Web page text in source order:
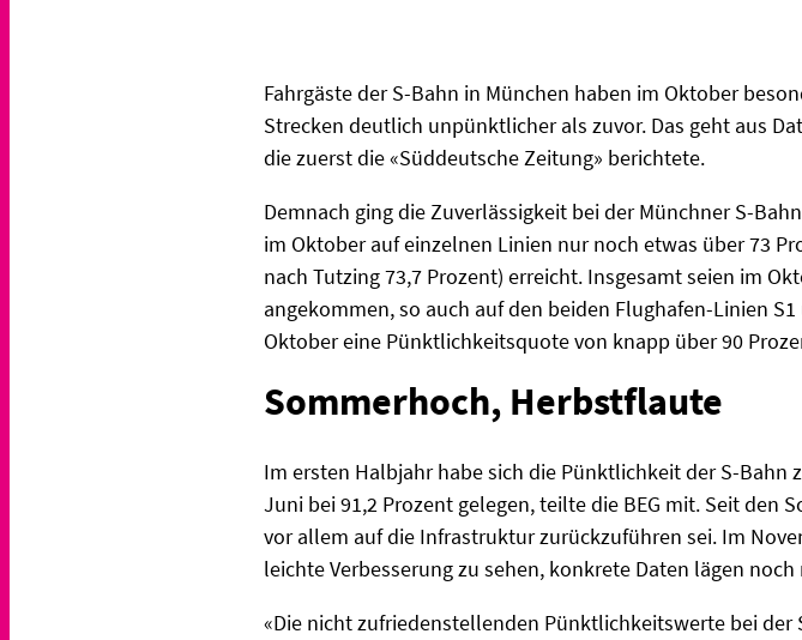
Fahrgäste der S-Bahn in München haben im Oktober
Strecken deutlich unpünktlicher als zuvor. Das geht aus
die zuerst die «Süddeutsche Zeitung» berichtete.
Demnach ging die Zuverlässigkeit bei der Münchner S-
im Oktober auf einzelnen Linien nur noch etwas über 73
nach Tutzing 73,7 Prozent) erreicht. Insgesamt seien im
angekommen, so auch auf den beiden Flughafen-Linien
Oktober eine Pünktlichkeitsquote von knapp über 90
Sommerhoch, Herbstflaute
Im ersten Halbjahr habe sich die Pünktlichkeit der S-
Juni bei 91,2 Prozent gelegen, teilte die BEG mit. Seit den
vor allem auf die Infrastruktur zurückzuführen sei. Im
leichte Verbesserung zu sehen, konkrete Daten lägen noch
«Die nicht zufriedenstellenden Pünktlichkeitswerte bei